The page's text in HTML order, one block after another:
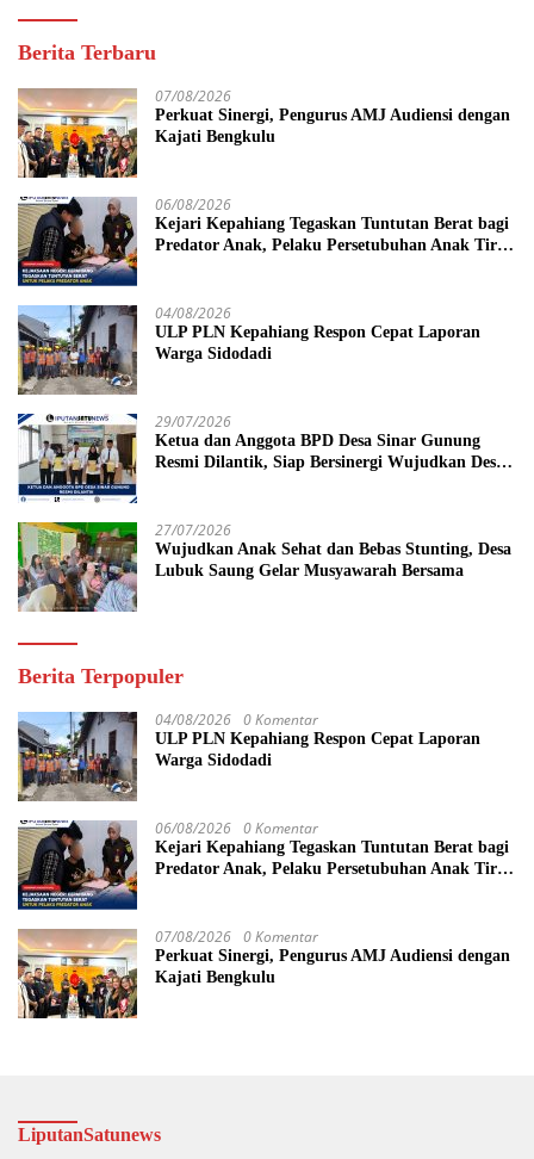
Berita Terbaru
07/08/2026
Perkuat Sinergi, Pengurus AMJ Audiensi dengan
Kajati Bengkulu
06/08/2026
Kejari Kepahiang Tegaskan Tuntutan Berat bagi
Predator Anak, Pelaku Persetubuhan Anak Tiri
04/08/2026
ULP PLN Kepahiang Respon Cepat Laporan
Warga Sidodadi
29/07/2026
Ketua dan Anggota BPD Desa Sinar Gunung
Resmi Dilantik, Siap Bersinergi Wujudkan Desa
27/07/2026
Wujudkan Anak Sehat dan Bebas Stunting, Desa
Lubuk Saung Gelar Musyawarah Bersama
Berita Terpopuler
04/08/2026 0 Komentar
ULP PLN Kepahiang Respon Cepat Laporan
Warga Sidodadi
06/08/2026 0 Komentar
Kejari Kepahiang Tegaskan Tuntutan Berat bagi
Predator Anak, Pelaku Persetubuhan Anak Tiri
07/08/2026 0 Komentar
Perkuat Sinergi, Pengurus AMJ Audiensi dengan
Kajati Bengkulu
LiputanSatunews